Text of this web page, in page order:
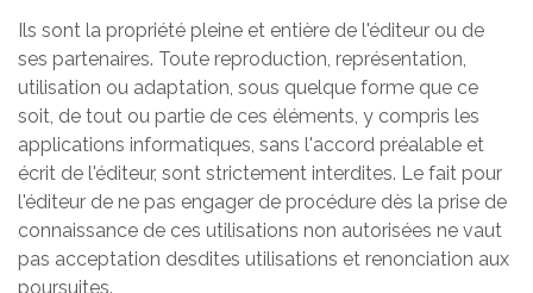
Ils sont la propriété pleine et entière de l'éditeur ou de
ses partenaires. Toute reproduction, représentation,
utilisation ou adaptation, sous quelque forme que ce
soit, de tout ou partie de ces éléments, y compris les
applications informatiques, sans l'accord préalable et
écrit de l'éditeur, sont strictement interdites. Le fait pour
l'éditeur de ne pas engager de procédure dès la prise de
connaissance de ces utilisations non autorisées ne vaut
pas acceptation desdites utilisations et renonciation aux
poursuites.